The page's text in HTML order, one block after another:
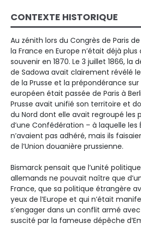
CONTEXTE HISTORIQUE
Au zénith lors du Congrès de Paris
la France en Europe n’était déjà plus
souvenir en 1870. Le 3 juillet 1866, la
de Sadowa avait clairement révélé
de la Prusse et la prépondérance
européen était passée de Paris à
Prusse avait unifié son territoire et
du Nord dont elle avait regroupé les
d’une Confédération – à laquelle les
n’avaient pas adhéré, mais ils
de l’Union douanière prussienne.
Bismarck pensait que l’unité
allemands ne pouvait naître que
France, que sa politique étrangère
yeux de l’Europe et qui n’était
s’engager dans un conflit armé avec
suscité par la fameuse dépêche